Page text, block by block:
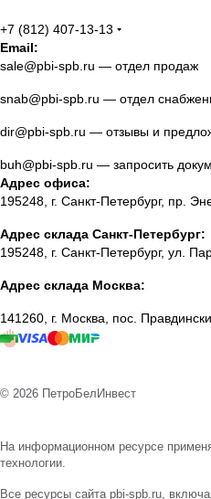
+7 (812) 407-13-13
Email:
sale@pbi-spb.ru — отдел продаж
snab@pbi-spb.ru — отдел
dir@pbi-spb.ru — отзывы и
buh@pbi-spb.ru — запросить
Адрес офиса:
195248, г. Санкт-Петербург, пр.
Адрес склада Санкт-Петербург:
195248, г. Санкт-Петербург, ул.
Адрес склада Москва:
141260, г. Москва, пос.
© 2026 ПетроБелИнвест
На информационном ресурсе
технологии.
Все ресурсы сайта pbi-spb.ru,